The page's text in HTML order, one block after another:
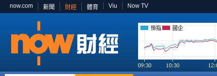
now.com 新聞 財經 體育 Viu Now TV
恒指 國企